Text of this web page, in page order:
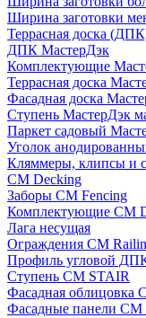
Ширина заготовки
Террасная доска
ДПК МастерДэк
Комплектующие
Террасная доска
Фасадная доска
Ступень МастерДэк
Паркет садовый
Уголок
Кляммеры, клипсы и
CM Decking
Заборы CM Fencing
Комплектующие CM
Лага несущая
Ограждения CM
Профиль угловой
Ступень CM STAIR
Фасадная облицовка
Фасадные панели CM